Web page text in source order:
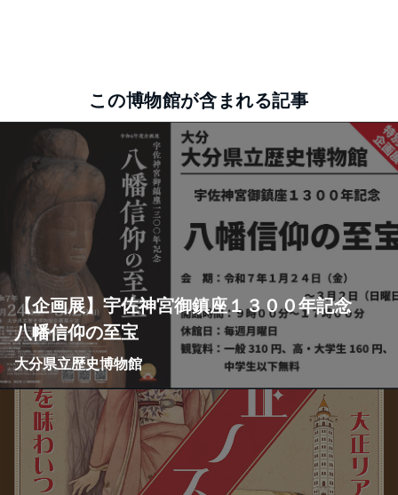
この博物館が含まれる記事
【企画展】宇佐神宮御鎮座１３００年記念
八幡信仰の至宝
大分県立歴史博物館